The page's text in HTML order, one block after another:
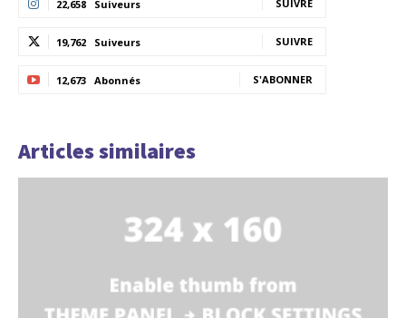
22,658 Suiveurs SUIVRE
19,762 Suiveurs SUIVRE
12,673 Abonnés S'ABONNER
Articles similaires